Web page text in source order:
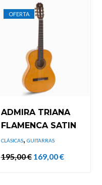
OFERTA
ADMIRA TRIANA
FLAMENCA SATIN
CLÁSICAS, GUITARRAS
195,00€ El
precio
169,00€El